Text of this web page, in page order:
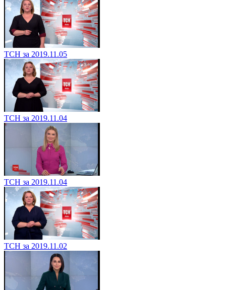
ТСН за 2019.11.05
ТСН за 2019.11.04
ТСН за 2019.11.04
ТСН за 2019.11.02